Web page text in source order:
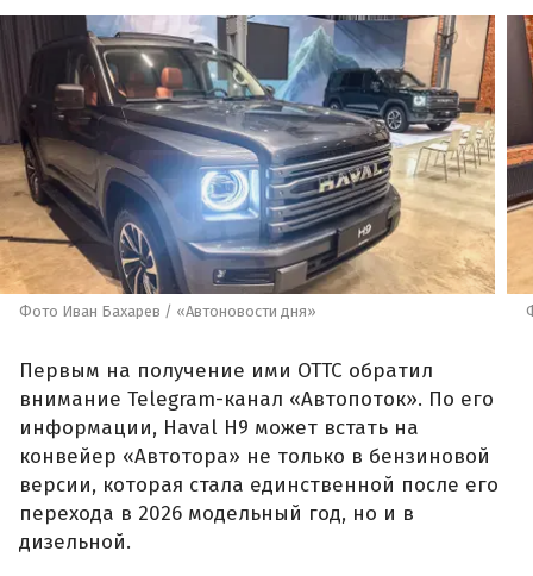
Фото Иван Бахарев / «Автоновости дня»
Первым на получение ими ОТТС обратил
внимание Telegram-канал «Автопоток». По его
информации, Haval H9 может встать на
конвейер «Автотора» не только в бензиновой
версии, которая стала единственной после его
перехода в 2026 модельный год, но и в
дизельной.